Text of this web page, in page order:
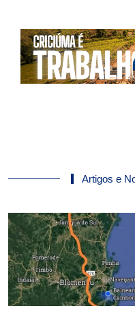
Artigos e